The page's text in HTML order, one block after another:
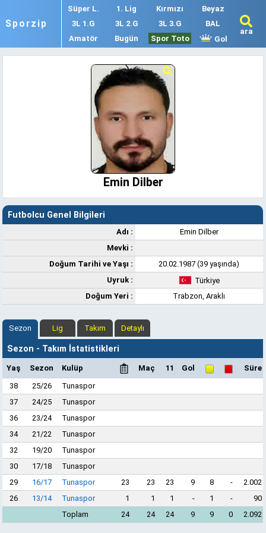
Sporzip
Süper L. 1. Lig Kırmızı
Beyaz
3L 1.G
3L 2.G 3L 3.G
BAL
Amatör
Bugün Spor Toto Gol
ara
Emin Dilber
Futbolcu Genel Bilgileri
Adı :
Emin Dilber
Mevki :
Doğum Tarihi ve Yaşı :
20.02.1987 (39 yaşında)
Uyruk :
Türkiye
Doğum Yeri :
Trabzon, Araklı
Sezon Lig Takım Detaylı
Sezon - Takım İstatistikleri
Yaş Sezon Kulüp Maç 11 Gol
Süre
38
25/26
Tunaspor
37
24/25
Tunaspor
36
23/24
Tunaspor
34
21/22
Tunaspor
32
19/20
Tunaspor
30
17/18
Tunaspor
29
16/17 Tunaspor 23 23 23 9 8 -
2.002
26
13/14 Tunaspor 1 1 1 - 1 -
90
Toplam
24 24 24 9 9 0 2.092